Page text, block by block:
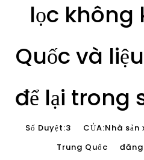
để lại trong
Số Duyệt:
CỦA:Nhà sản
Trung Quốc